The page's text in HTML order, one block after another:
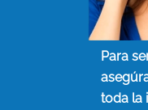
Para
toda la